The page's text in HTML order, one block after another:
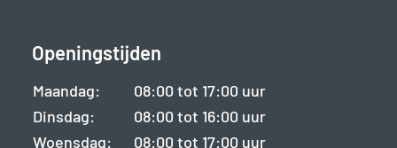
Openingstijden
Maandag:
08:00 tot 17:00 uur
Dinsdag:
08:00 tot 16:00 uur
Woensdag:
08:00 tot 17:00 uur